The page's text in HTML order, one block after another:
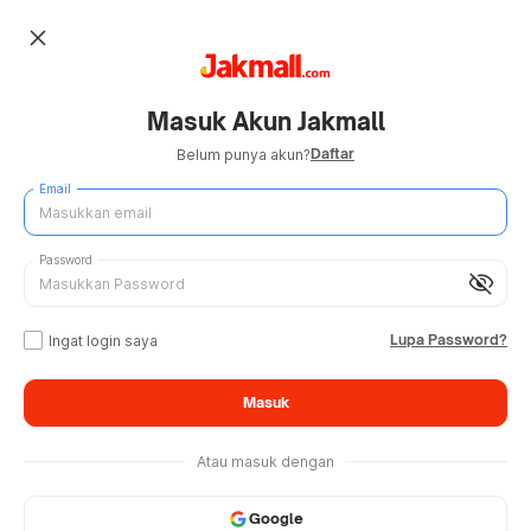
close
Masuk Akun Jakmall
Belum punya akun?Daftar
Email
visibility_off
Password
Ingat login saya Lupa Password?
Masuk
Atau masuk dengan
Google